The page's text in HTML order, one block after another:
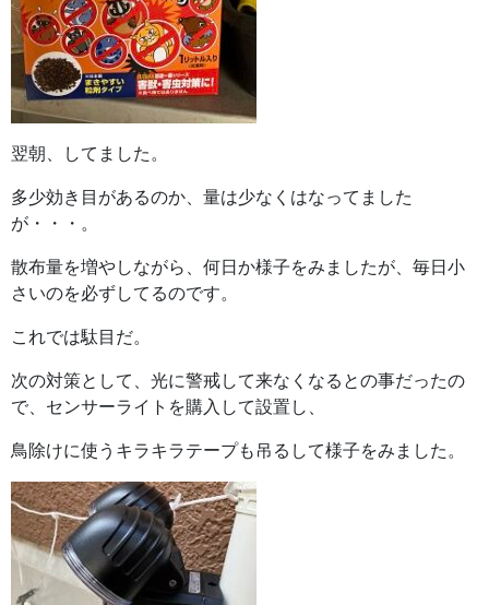
翌朝、してました。
多少効き目があるのか、量は少なくはなってました
が・・・。
散布量を増やしながら、何日か様子をみましたが、毎日小
さいのを必ずしてるのです。
これでは駄目だ。
次の対策として、光に警戒して来なくなるとの事だったの
で、センサーライトを購入して設置し、
鳥除けに使うキラキラテープも吊るして様子をみました。